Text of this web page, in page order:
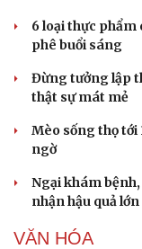
6 loại thực
phê buổi sáng
Đừng tưởng lập
thật sự mát mẻ
Mèo sống thọ tới
ngờ
Ngại khám
nhận hậu quả lớn
VĂN HÓA